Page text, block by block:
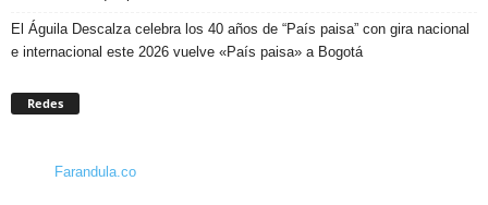
El Águila Descalza celebra los 40 años de “País paisa” con gira nacional
e internacional este 2026 vuelve «País paisa» a Bogotá
Redes
Farandula.co